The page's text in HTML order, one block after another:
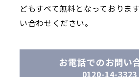
どもすべて無料となっておりま
い合わせください。
お電話でのお問い
0120-14-3323